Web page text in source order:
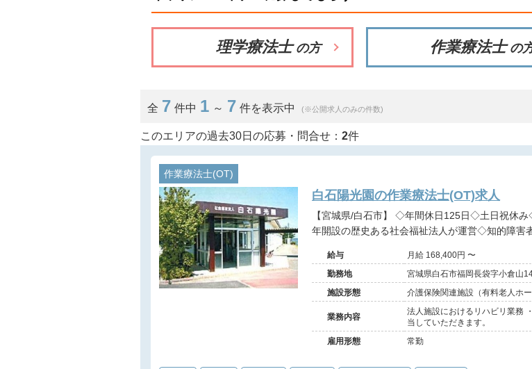
理学療法士 の方 作業療法士 の
全 7 件中 1 ～ 7 件を表示中 (※公開求人のみの件数)
このエリアの過去30日の応募・問合せ： 2件
作業療法士(OT)
白石陽光園の作業療法士(OT)求人
【宮城県/白石市】 ◇年間休日125日◇土日祝休み◇賞与実績3ヶ月分以上◇初年度有給15日付与◇昭和53
年開設の歴史ある社会福祉法人が運営◇知的障害
給与
月給 168,400円 〜
勤務地
宮城県白石市福岡長袋字小倉山
施設形態
介護保険関連施設（有料老人ホ
害者施設/グループホーム）
業務内容
法人施設におけるリハビリ業務
当していただきます。
雇用形態
常勤